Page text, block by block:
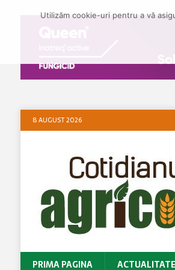
8 AUGUST 2026
PRIMA PAGINA ACTUALITATE
Utilizăm cookie-uri pentru a vă